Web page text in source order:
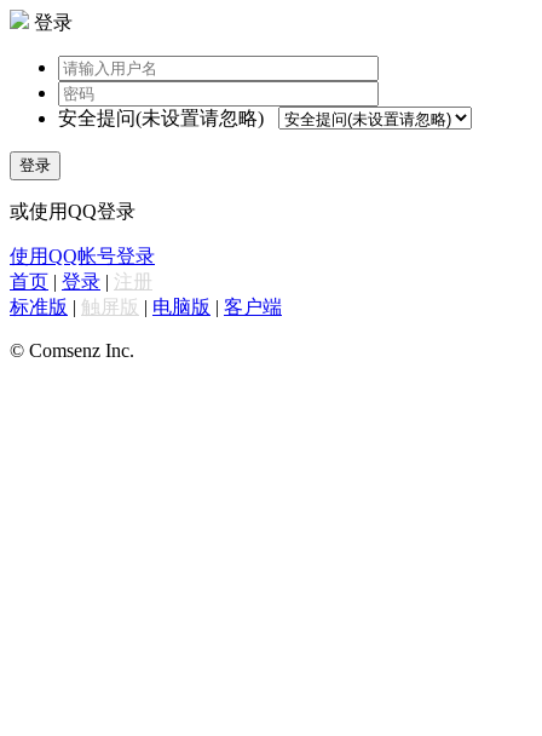
登录
安全提问(未设置请忽略)
登录
或使用QQ登录
使用QQ帐号登录
首页 | 登录 | 注册
标准版 | 触屏版 | 电脑版 | 客户端
© Comsenz Inc.